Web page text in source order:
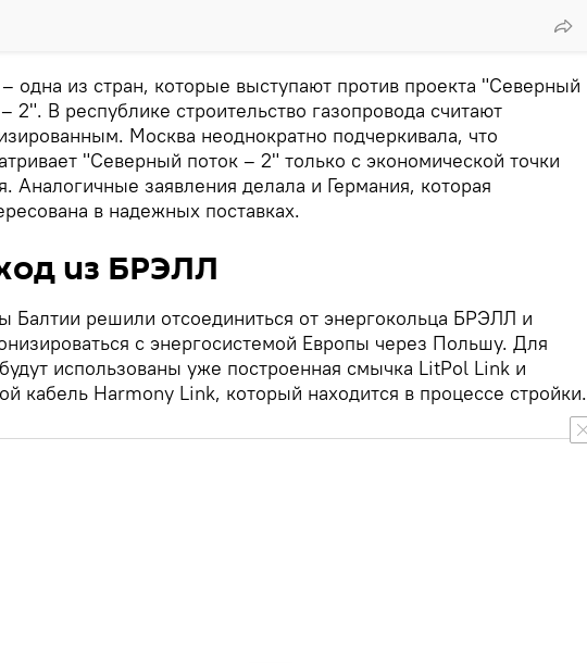
одна из стран, которые выступают против проекта "Северный
2". В республике строительство газопровода считают
Москва неоднократно подчеркивала, что
"Северный поток – 2" только с экономической точки
Аналогичные заявления делала и Германия, которая
в надежных поставках.
из БРЭЛЛ
Балтии решили отсоединиться от энергокольца БРЭЛЛ и
с энергосистемой Европы через Польшу. Для
использованы уже построенная смычка LitPol Link и
кабель Harmony Link, который находится в процессе стройки.